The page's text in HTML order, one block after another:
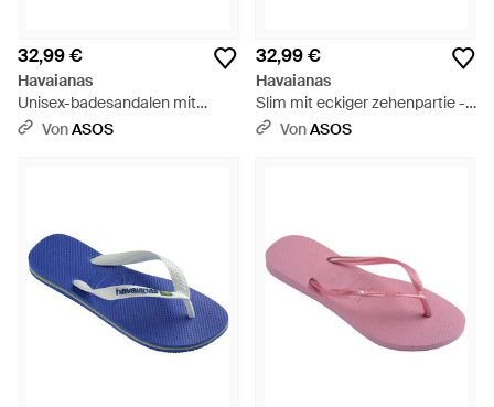
32,99 €
Havaianas
Unisex-badesandalen mit
brasilien-logo - Grün
VonASOS
32,99 €
Havaianas
Slim mit eckiger zehenpartie -
PinkVonASOS